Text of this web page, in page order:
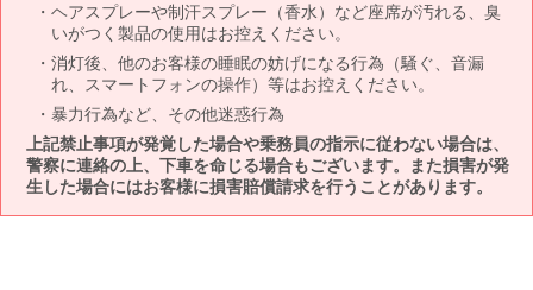
ヘアスプレーや制汗スプレー（香水）など座席が汚れる、臭
いがつく製品の使用はお控えください。
消灯後、他のお客様の睡眠の妨げになる行為（騒ぐ、音漏
れ、スマートフォンの操作）等はお控えください。
暴力行為など、その他迷惑行為
上記禁止事項が発覚した場合や乗務員の指示に従わない場合は、
警察に連絡の上、下車を命じる場合もございます。また損害が発
生した場合にはお客様に損害賠償請求を行うことがあります。